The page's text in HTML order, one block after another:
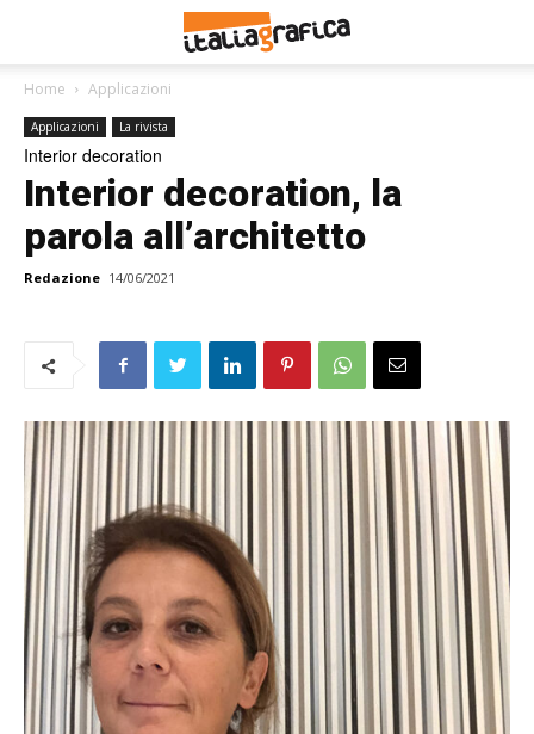
Home Applicazioni
Applicazioni La rivista
Interior decoration
Interior decoration, la
parola all’architetto
Redazione 14/06/2021